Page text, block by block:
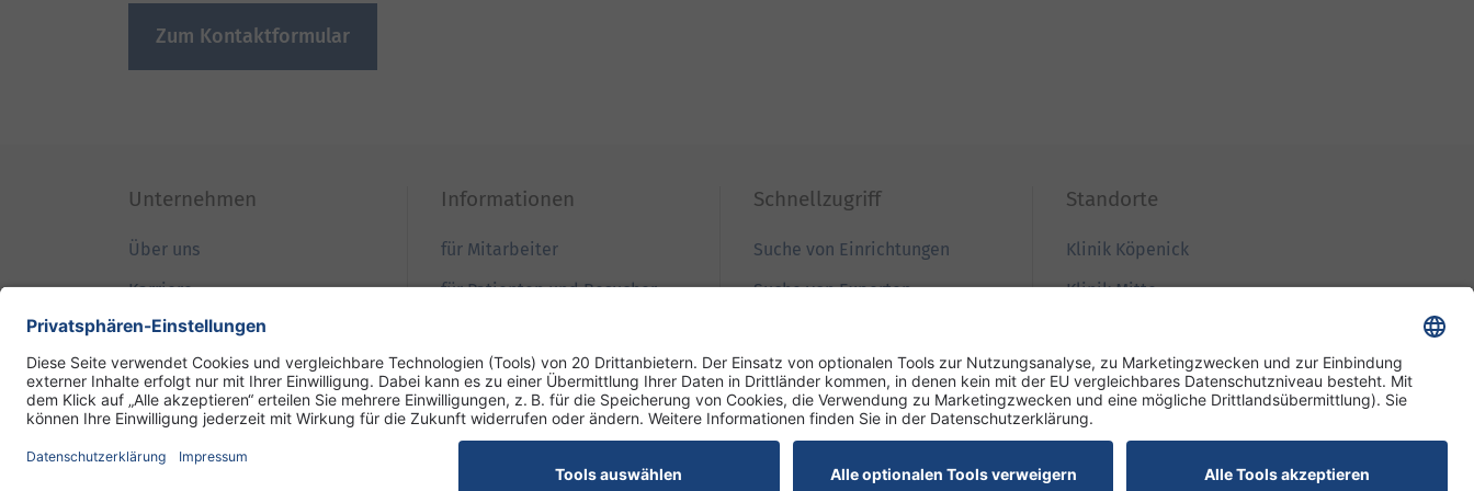
Zum Kontaktformular
Unternehmen
Über uns
Karriere
Qualität
Patientensicherheit
Ihre Meinung
Informationen
für Mitarbeiter
für Patienten und Besucher
für Einweiser
für Presse
Schnellzugriff
Suche von Einrichtungen
Suche von Experten
Podcast REZEPTfrei
Standorte
Klinik Köpenick
Klinik Mitte
Wiegmann Klinik
Pflege und Wohnen Mariendorf